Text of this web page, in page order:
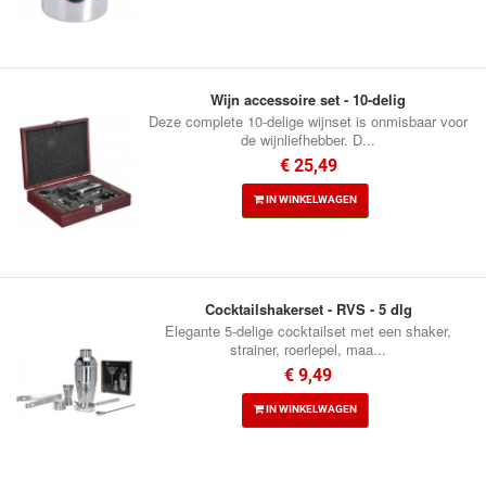
Wijn accessoire set - 10-delig
Deze complete 10-delige wijnset is onmisbaar voor
de wijnliefhebber. D...
€ 25,49
IN WINKELWAGEN
Cocktailshakerset - RVS - 5 dlg
Elegante 5-delige cocktailset met een shaker,
strainer, roerlepel, maa...
€ 9,49
IN WINKELWAGEN